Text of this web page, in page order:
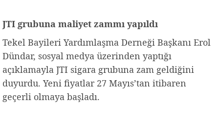
JTI grubuna maliyet zammı yapıldı
Tekel Bayileri Yardımlaşma Derneği Başkanı Erol
Dündar, sosyal medya üzerinden yaptığı
açıklamayla JTI sigara grubuna zam geldiğini
duyurdu. Yeni fiyatlar 27 Mayıs’tan itibaren
geçerli olmaya başladı.